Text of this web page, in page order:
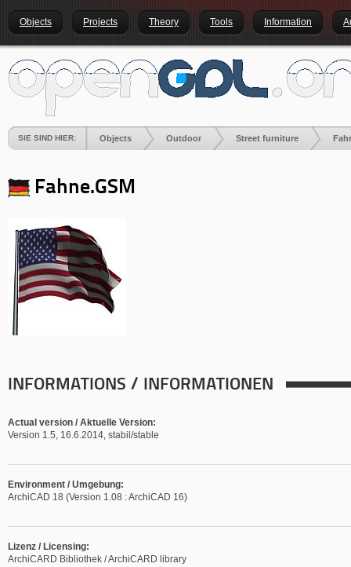
Objects Projects Theory Tools Information
SIE SIND HIER: Objects Outdoor Street furniture
Fahne.GSM
INFORMATIONS / INFORMATIONEN
Actual version / Aktuelle Version:
Version 1.5, 16.6.2014, stabil/stable
Environment / Umgebung:
ArchiCAD 18 (Version 1.08 : ArchiCAD 16)
Lizenz / Licensing:
ArchiCARD Bibliothek / ArchiCARD library